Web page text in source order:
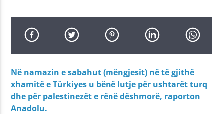
Në namazin e sabahut (mëngjesit) në të gjithë
xhamitë e Türkiyes u bënë lutje për ushtarët turq
dhe për palestinezët e rënë dëshmorë, raporton
Anadolu.